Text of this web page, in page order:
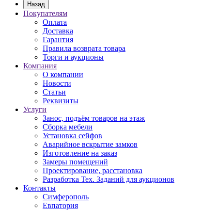
Назад
Покупателям
Оплата
Доставка
Гарантия
Правила возврата товара
Торги и аукционы
Компания
О компании
Новости
Статьи
Реквизиты
Услуги
Занос, подъём товаров на этаж
Сборка мебели
Установка сейфов
Аварийное вскрытие замков
Изготовление на заказ
Замеры помещений
Проектирование, расстановка
Разработка Тех. Заданий для аукционов
Контакты
Симферополь
Евпатория